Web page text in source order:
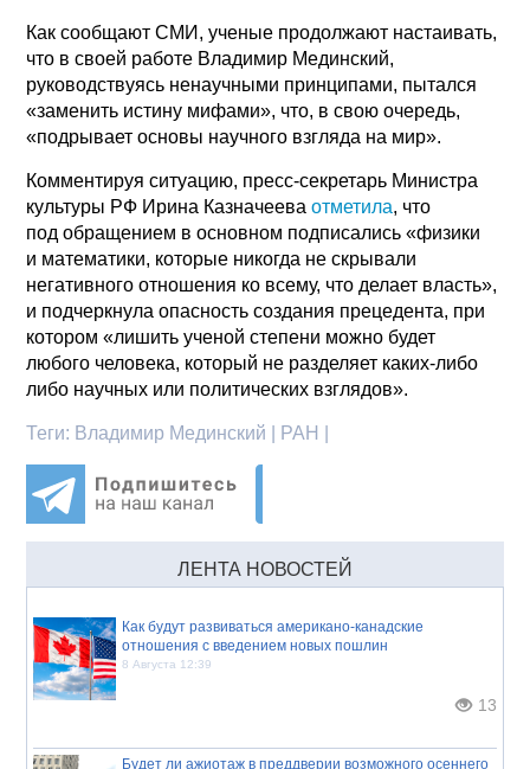
Как сообщают СМИ, ученые продолжают настаивать,
что в своей работе Владимир Мединский,
руководствуясь ненаучными принципами, пытался
«заменить истину мифами», что, в свою очередь,
«подрывает основы научного взгляда на мир».
Комментируя ситуацию, пресс-секретарь Министра
культуры РФ Ирина Казначееваотметила, что
под обращением в основном подписались «физики
и математики, которые никогда не скрывали
негативного отношения ко всему, что делает власть»,
и подчеркнула опасность создания прецедента, при
котором «лишить ученой степени можно будет
любого человека, который не разделяет каких-либо
либо научных или политических взглядов».
Теги: Владимир Мединский | РАН |
ЛЕНТА НОВОСТЕЙ
Как будут развиваться американо-канадские
отношения с введением новых пошлин
8 Августа 12:39
13
Будет ли ажиотаж в преддверии возможного осеннего